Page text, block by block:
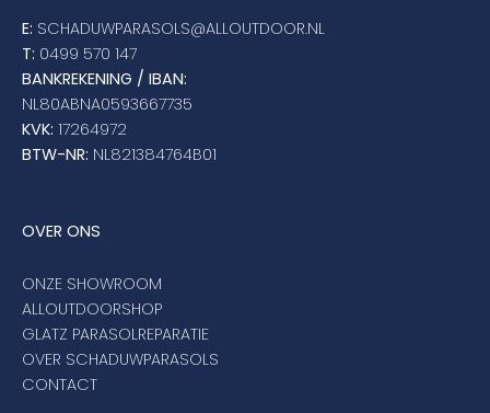
E: SCHADUWPARASOLS@ALLOUTDOOR.NL
T: 0499 570 147
BANKREKENING / IBAN:
NL80ABNA0593667735
KVK: 17264972
BTW-NR: NL821384764B01
OVER ONS
ONZE SHOWROOM
ALLOUTDOORSHOP
GLATZ PARASOLREPARATIE
OVER SCHADUWPARASOLS
CONTACT